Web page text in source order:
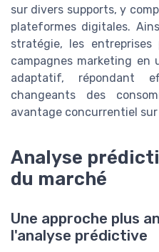
sur divers supports, y
plateformes digitales.
stratégie, les
campagnes marketing en
adaptatif, répondant
changeants des
avantage concurrentiel sur
Analyse
du marché
Une approche plus
l'analyse prédictive